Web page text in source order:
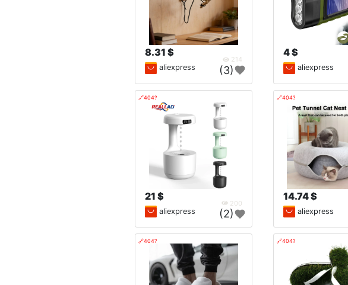
8.31 $
214
aliexpress (3)
4 $
aliexpress
🔗404?
21 $
200
aliexpress (2)
🔗404?
14.74 $
aliexpress
🔗404? 🔗404?